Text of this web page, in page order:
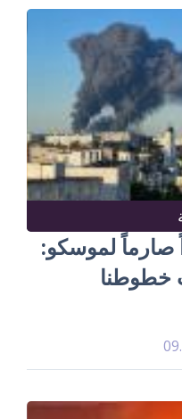
صارماً لموسكو:
خطوطنا